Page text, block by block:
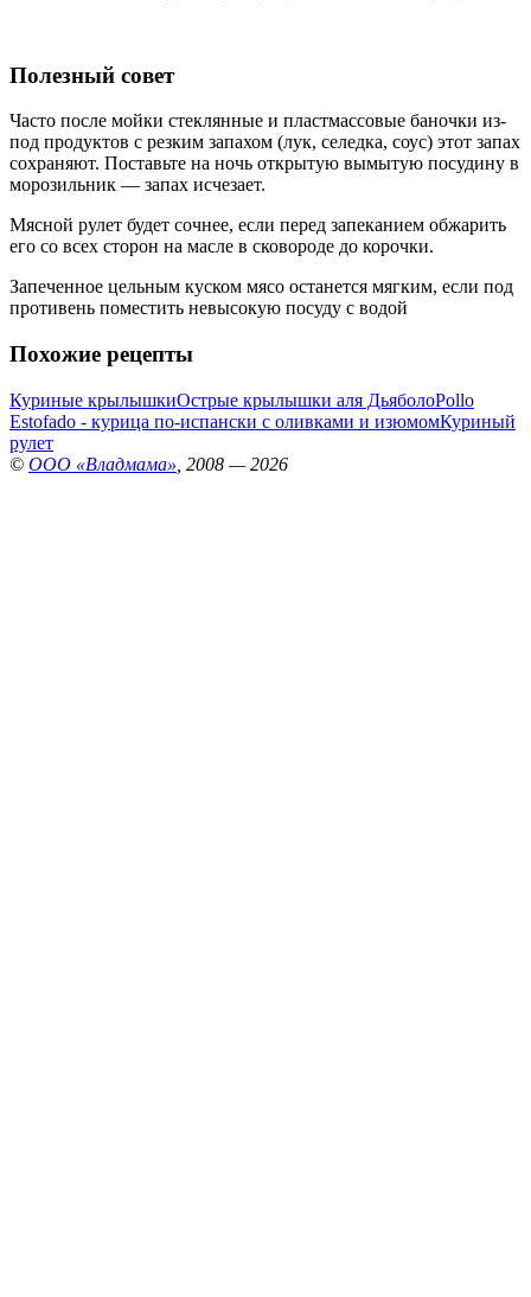
Полезный совет
Часто после мойки стеклянные и пластмассовые баночки из-
под продуктов с резким запахом (лук, селедка, соус) этот запах
сохраняют. Поставьте на ночь открытую вымытую посудину в
морозильник — запах исчезает.
Мясной рулет будет сочнее, если перед запеканием обжарить
его со всех сторон на масле в сковороде до корочки.
Запеченное цельным куском мясо останется мягким, если под
противень поместить невысокую посуду с водой
Похожие рецепты
Куриные крылышкиОстрые крылышки аля ДьяболоPollo
Estofado - курица по-испански с оливками и изюмомКуриный
рулет
© ООО «Владмама» , 2008 — 2026